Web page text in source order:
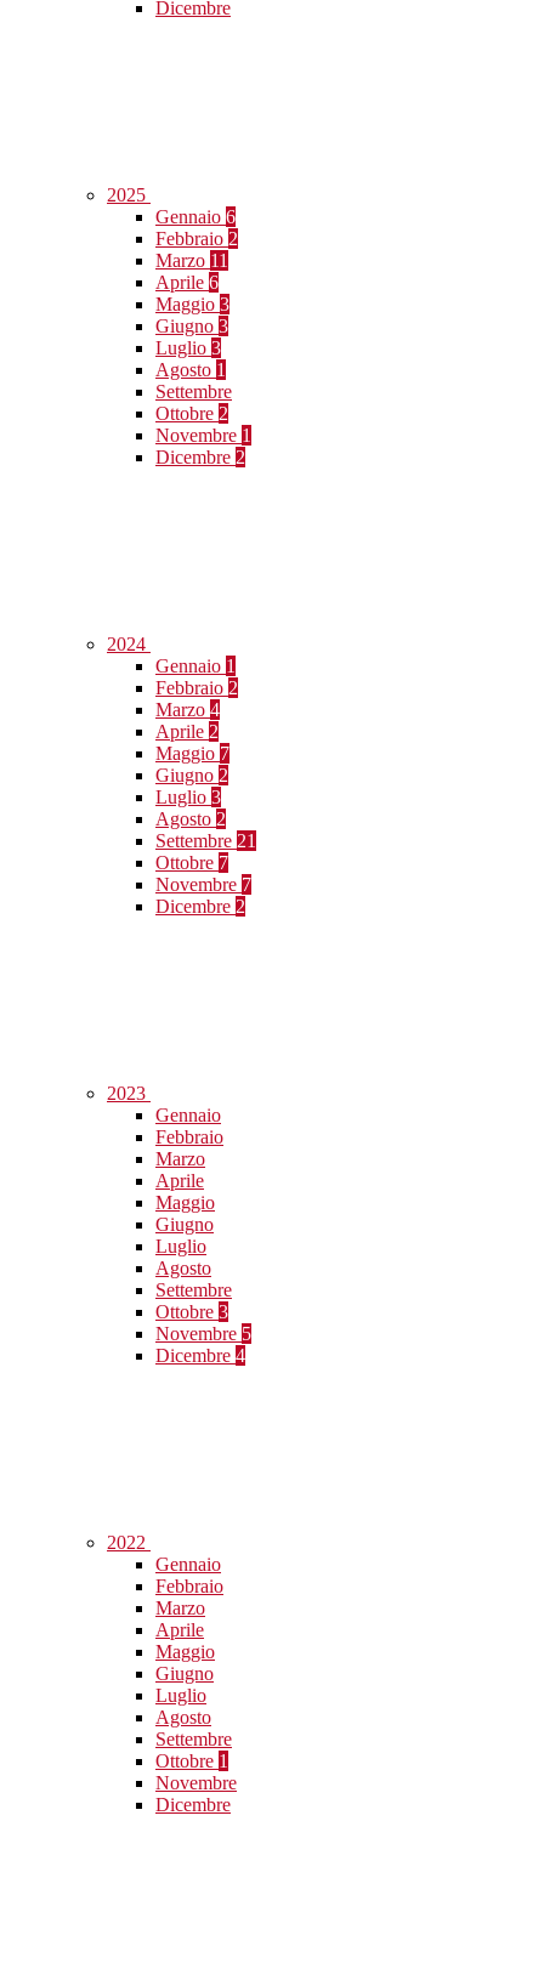
Dicembre
2025
Gennaio 6
Febbraio 2
Marzo 11
Aprile 6
Maggio 3
Giugno 3
Luglio 3
Agosto 1
Settembre
Ottobre 2
Novembre 1
Dicembre 2
2024
Gennaio 1
Febbraio 2
Marzo 4
Aprile 2
Maggio 7
Giugno 2
Luglio 3
Agosto 2
Settembre 21
Ottobre 7
Novembre 7
Dicembre 2
2023
Gennaio
Febbraio
Marzo
Aprile
Maggio
Giugno
Luglio
Agosto
Settembre
Ottobre 3
Novembre 5
Dicembre 4
2022
Gennaio
Febbraio
Marzo
Aprile
Maggio
Giugno
Luglio
Agosto
Settembre
Ottobre 1
Novembre
Dicembre